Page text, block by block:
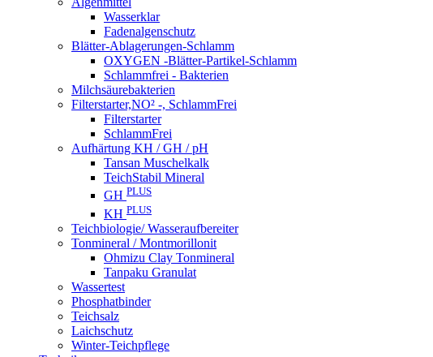
Wasserklar
Fadenalgenschutz
Blätter-Ablagerungen-Schlamm
OXYGEN -Blätter-Partikel-Schlamm
Schlammfrei - Bakterien
Milchsäurebakterien
Filterstarter,NO² -, SchlammFrei
Filterstarter
SchlammFrei
Aufhärtung KH / GH / pH
Tansan Muschelkalk
TeichStabil Mineral
GH PLUS
KH PLUS
Teichbiologie/ Wasseraufbereiter
Tonmineral / Montmorillonit
Ohmizu Clay Tonmineral
Tanpaku Granulat
Wassertest
Phosphatbinder
Teichsalz
Laichschutz
Winter-Teichpflege